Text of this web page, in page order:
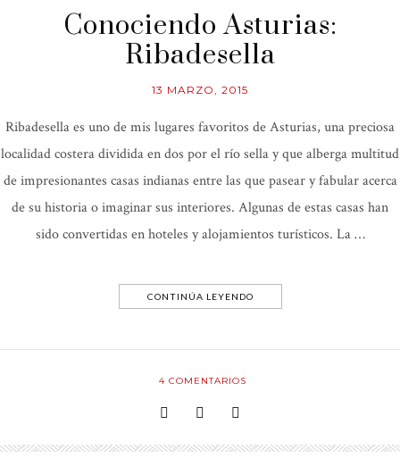
Conociendo Asturias:
Ribadesella
13 MARZO, 2015
Ribadesella es uno de mis lugares favoritos de Asturias, una preciosa
localidad costera dividida en dos por el río sella y que alberga multitud
de impresionantes casas indianas entre las que pasear y fabular acerca
de su historia o imaginar sus interiores. Algunas de estas casas han
sido convertidas en hoteles y alojamientos turísticos. La …
CONTINÚA LEYENDO
4COMENTARIOS